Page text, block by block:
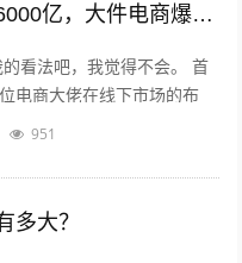
昨天电商:仅家电网购规模近6000亿，大件电商爆发能催生出一批快运巨头吗？
看法吧，我觉得不会。 首
电商大佬在线下市场的布
进入农村市场覆盖3万个网
951
多大？